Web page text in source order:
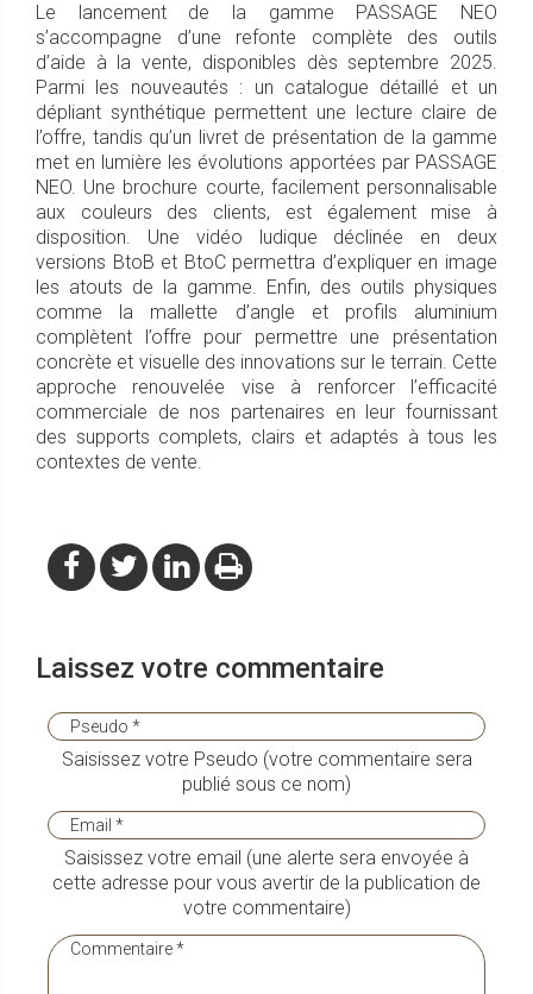
Le lancement de la gamme PASSAGE NEO
s’accompagne d’une refonte complète des outils
d’aide à la vente, disponibles dès septembre 2025.
Parmi les nouveautés : un catalogue détaillé et un
dépliant synthétique permettent une lecture claire de
l’offre, tandis qu’un livret de présentation de la gamme
met en lumière les évolutions apportées par PASSAGE
NEO. Une brochure courte, facilement personnalisable
aux couleurs des clients, est également mise à
disposition. Une vidéo ludique déclinée en deux
versions BtoB et BtoC permettra d’expliquer en image
les atouts de la gamme. Enfin, des outils physiques
comme la mallette d’angle et profils aluminium
complètent l’offre pour permettre une présentation
concrète et visuelle des innovations sur le terrain. Cette
approche renouvelée vise à renforcer l’efficacité
commerciale de nos partenaires en leur fournissant
des supports complets, clairs et adaptés à tous les
contextes de vente.
Laissez votre commentaire
Saisissez votre Pseudo (votre commentaire sera
publié sous ce nom)
Saisissez votre email (une alerte sera envoyée à
cette adresse pour vous avertir de la publication de
votre commentaire)